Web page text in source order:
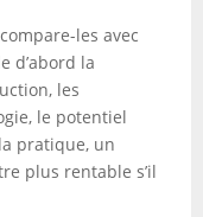
les avec
d’abord la
les
le potentiel
pratique, un
plus rentable s’il